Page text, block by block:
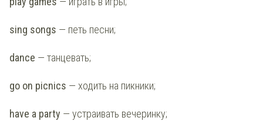
sing songs — петь песни;
dance — танцевать;
go on picnics — ходить на пикники;
have a party — устраивать вечеринку;